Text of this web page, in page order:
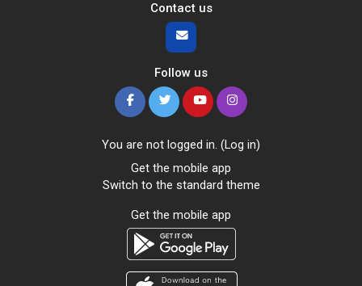
Contact us
Follow us
You are not logged in. (Log in)
Get the mobile app
Switch to the standard theme
Get the mobile app